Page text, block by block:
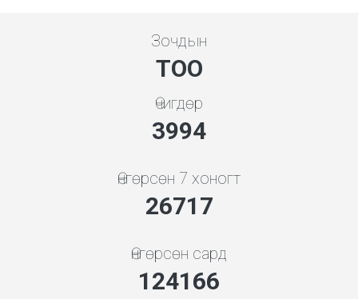
Зочдын
ТОО
Өчигдөр
4279
Өнгөрсөн 7 хоногт
29799
Өнгөрсөн сард
138492